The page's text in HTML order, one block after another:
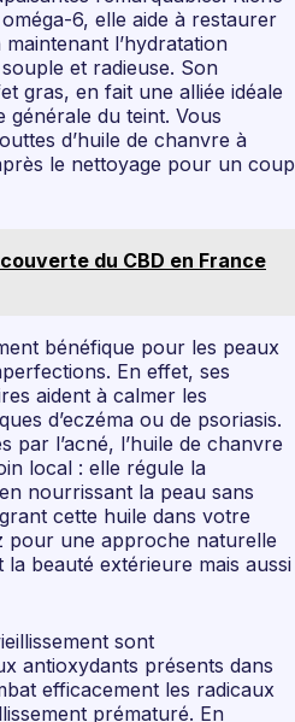
6, elle aide à restaurer
l’hydratation
et radieuse. Son
gras, en fait une alliée idéale
générale du teint. Vous
d’huile de chanvre à
le nettoyage pour un coup
du CBD en France
bénéfique pour les peaux
En effet, ses
aident à calmer les
d’eczéma ou de psoriasis.
par l’acné, l’huile de chanvre
local : elle régule la
nourrissant la peau sans
cette huile dans votre
pour une approche naturelle
beauté extérieure mais aussi
sont
antioxydants présents dans
efficacement les radicaux
prématuré. En